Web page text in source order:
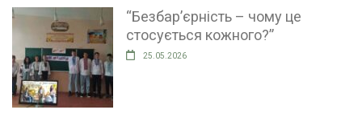
“Безбар’єрність – чому це
стосується кожного?”
25.05.2026